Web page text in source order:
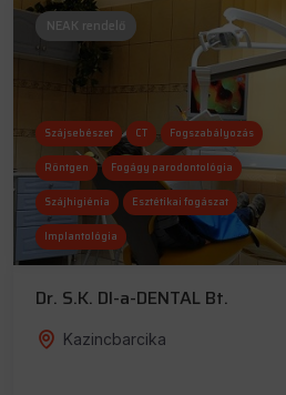
NEAK rendelő
Szájsebészet CT Fogszabályozás
Röntgen Fogágy parodontológia
Szájhigiénia Esztétikai fogászat
Implantológia
Dr. S.K. DI-a-DENTAL Bt.
Kazincbarcika